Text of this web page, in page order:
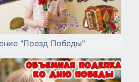
"Поезд Победы"